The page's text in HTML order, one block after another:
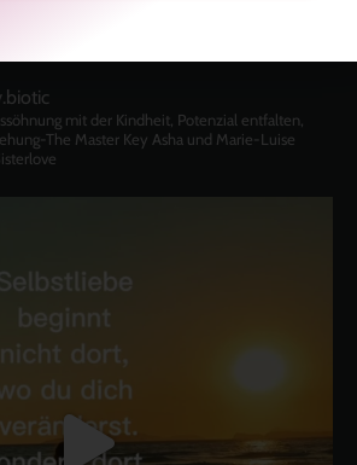
mit der Kindheit, Potenzial entfalten,
The Master Key Asha und Marie-Luise